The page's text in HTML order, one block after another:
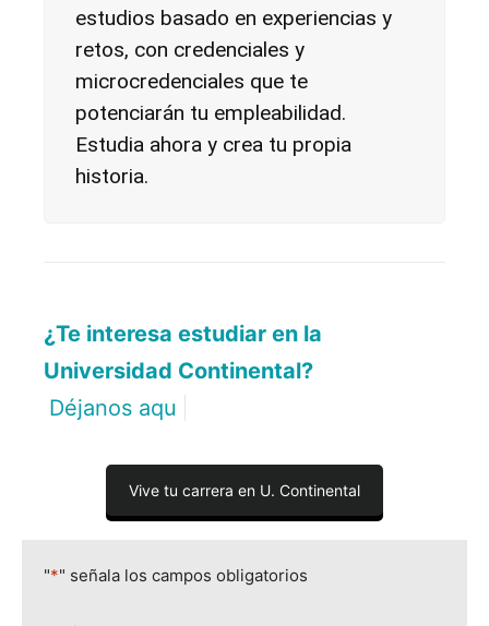
estudios basado en experiencias y
retos, con credenciales y
microcredenciales que te
potenciarán tu empleabilidad.
Estudia ahora y crea tu propia
historia.
¿Te interesa estudiar en la
Universidad Continental?
Déjanos aquí tus dato
Vive tu carrera en U. Continental
"*" señala los campos obligatorios